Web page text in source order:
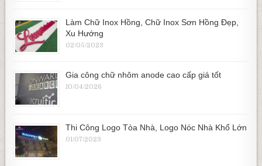
Làm Chữ Inox Hồng, Chữ Inox Sơn Hồng Đẹp,
Xu Hướng
02/05/2023
Gia công chữ nhôm anode cao cấp giá tốt
10/04/2026
Thi Công Logo Tòa Nhà, Logo Nóc Nhà Khổ Lớn
01/07/2023